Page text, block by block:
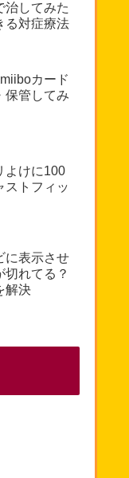
治してみた
る対症療法
カード
保管してみ
よけに100
ストフィッ
に表示させ
切れてる？
解決